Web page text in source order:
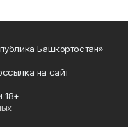
Башкортостан»
на сайт
18+